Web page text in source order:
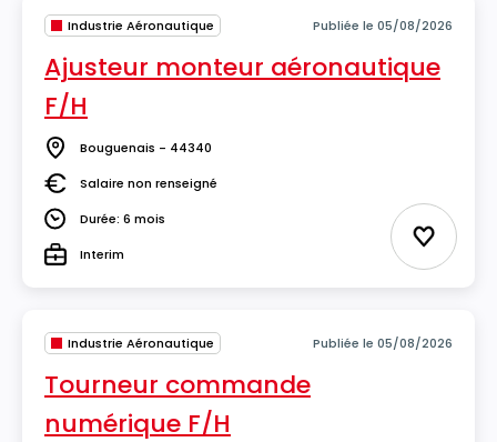
Industrie Aéronautique Publiée le 05/08/2026
Ajusteur monteur aéronautique
F/H
Lieu Bouguenais - 44340
SalaireSalaire non renseigné
DuréeDurée: 6 mois
TypeInterim Ajouter
Industrie Aéronautique Publiée le 05/08/2026
Tourneur commande
numérique F/H